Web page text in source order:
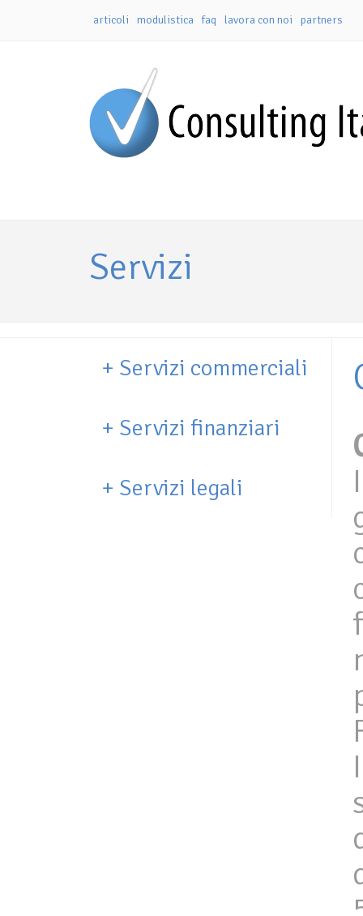
articoli modulistica faq lavora con noi partners
Servizi
+ Servizi commerciali
+ Servizi finanziari
+ Servizi legali